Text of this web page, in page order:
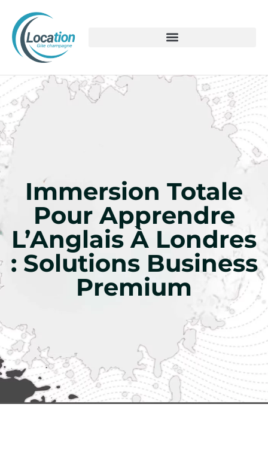
Immersion Totale
Pour Apprendre
L’Anglais À Londres
: Solutions Business
Premium